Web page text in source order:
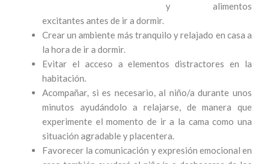
y alimentos
excitantes antes de ir a dormir.
Crear un ambiente más tranquilo y relajado en casa a
la hora de ir a dormir.
Evitar el acceso a elementos distractores en la
habitación.
Acompañar, si es necesario, al niño/a durante unos
minutos ayudándolo a relajarse, de manera que
experimente el momento de ir a la cama como una
situación agradable y placentera.
Favorecer la comunicación y expresión emocional en